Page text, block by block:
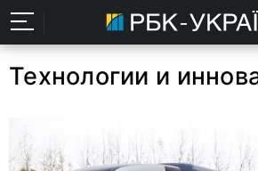
Технологии и